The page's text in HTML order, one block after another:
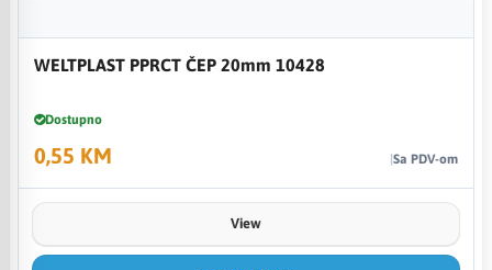
WELTPLAST PPRCT ČEP 20mm 10428
Dostupno
0,55 KM Sa PDV-om
View